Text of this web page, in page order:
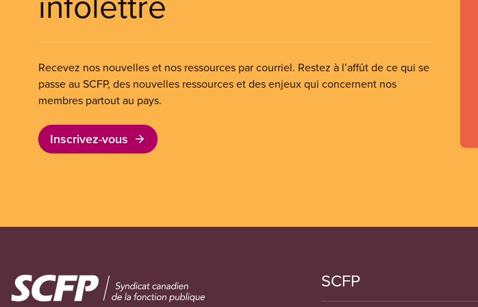
Recevez nos nouvelles et nos ressources par courriel. Restez à l’affût de ce qui se
passe au SCFP, des nouvelles ressources et des enjeux qui concernent nos
membres partout au pays.
Inscrivez-vous
Image SCFP